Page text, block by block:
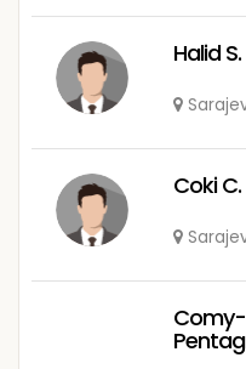
Halid S.
Coki C.